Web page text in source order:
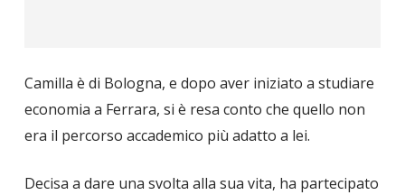
Camilla è di Bologna, e dopo aver iniziato a studiare
economia a Ferrara, si è resa conto che quello non
era il percorso accademico più adatto a lei.
Decisa a dare una svolta alla sua vita, ha partecipato